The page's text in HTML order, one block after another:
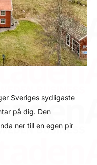
Sveriges sydligaste
på dig. Den
ner till en egen pir